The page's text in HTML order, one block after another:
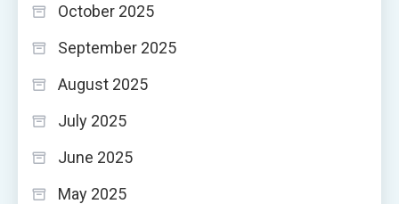
October 2025
September 2025
August 2025
July 2025
June 2025
May 2025